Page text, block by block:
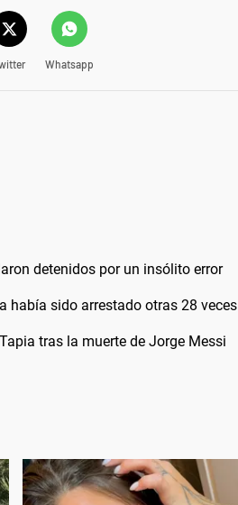
Whatsapp
detenidos por un insólito error
había sido arrestado otras 28 veces
tras la muerte de Jorge Messi